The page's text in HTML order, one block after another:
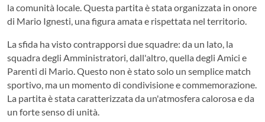
la comunità locale. Questa partita è stata organizzata in onore
di Mario Ignesti, una figura amata e rispettata nel territorio.
La sfida ha visto contrapporsi due squadre: da un lato, la
squadra degli Amministratori, dall'altro, quella degli Amici e
Parenti di Mario. Questo non è stato solo un semplice match
sportivo, ma un momento di condivisione e commemorazione.
La partita è stata caratterizzata da un'atmosfera calorosa e da
un forte senso di unità.